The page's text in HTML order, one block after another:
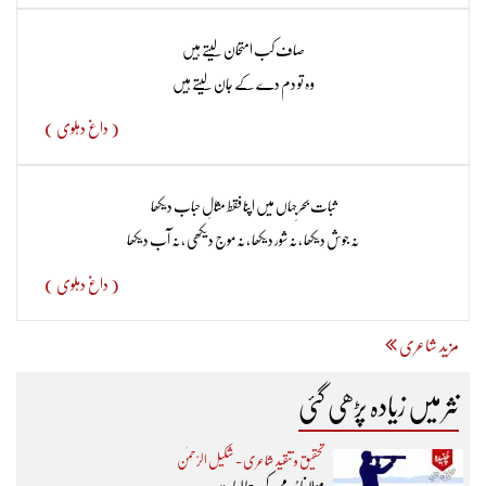
صاف کب امتحان لیتے ہیں
وہ تو دم دے کے جان لیتے ہیں
( داغ دہلوی )
ثبات بحرِ جہاں میں اپنا فقط مثالِ حباب دیکھا
نہ جوش دیکھا ، نہ شور دیکھا ، نہ موج دیکھی ، نہ آب دیکھا
( داغ دہلوی )
مزید شاعری
نثر میں زیادہ پڑھی گئی
تحقیق و تنقید شاعری - شکیل الرّحمٰن